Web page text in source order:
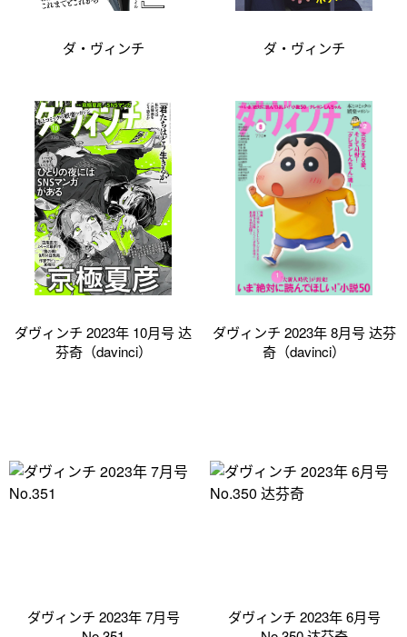
ダ・ヴィンチ ダ・ヴィンチ
ダヴィンチ 2023年 10月号 达
芬奇（davinci）
ダヴィンチ 2023年 8月号 达芬
奇（davinci）
ダヴィンチ 2023年 7月号
ダヴィンチ 2023年 6月号